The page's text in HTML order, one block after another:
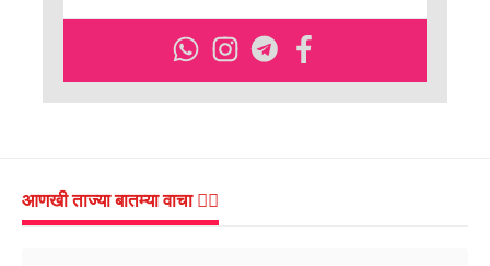
आणखी ताज्या बातम्या वाचा 👇🏻